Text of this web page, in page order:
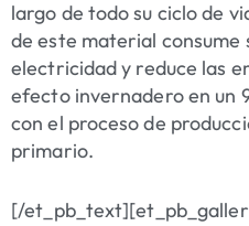
largo de todo su ciclo de
de este material consume
electricidad y reduce las
efecto invernadero en un
con el proceso de
primario.
[/